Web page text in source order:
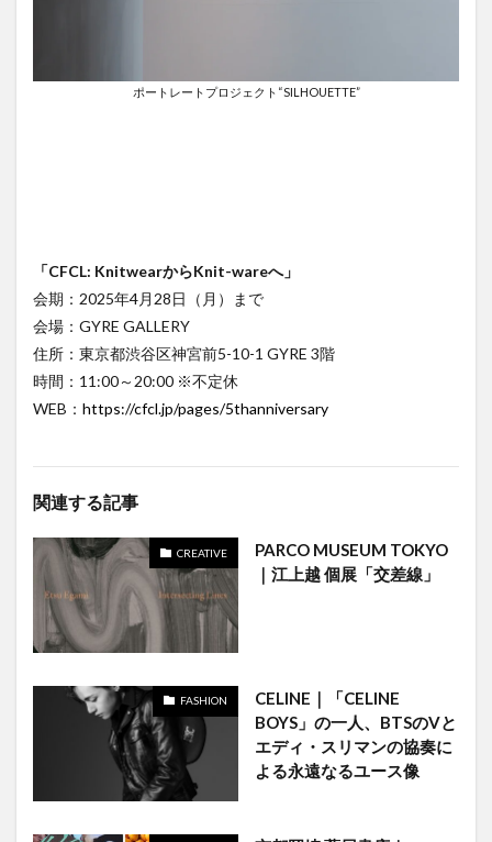
ポートレートプロジェクト“SILHOUETTE”
「CFCL: KnitwearからKnit-wareへ」
会期：2025年4月28日（月）まで
会場：GYRE GALLERY
住所：東京都渋谷区神宮前5-10-1 GYRE 3階
時間：11:00～20:00 ※不定休
WEB： https://cfcl.jp/pages/5thanniversary
関連する記事
CREATIVE
PARCO MUSEUM TOKYO
｜江上越 個展「交差線」​
FASHION
CELINE｜「CELINE
BOYS」の一人、BTSのVと
エディ・スリマンの協奏に
よる永遠なるユース像